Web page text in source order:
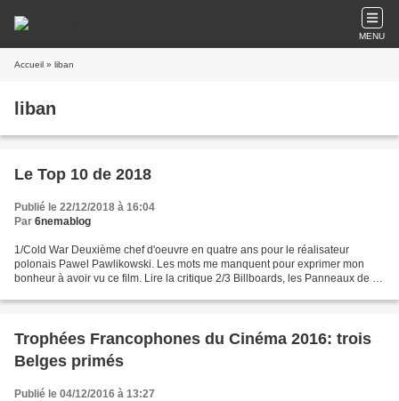
MENU
Accueil » liban
liban
Le Top 10 de 2018
Publié le 22/12/2018 à 16:04
Par 6nemablog
1/Cold War Deuxième chef d'oeuvre en quatre ans pour le réalisateur
polonais Pawel Pawlikowski. Les mots me manquent pour exprimer mon
bonheur à avoir vu ce film. Lire la critique 2/3 Billboards, les Panneaux de la
Trophées Francophones du Cinéma 2016: trois
Belges primés
Publié le 04/12/2016 à 13:27